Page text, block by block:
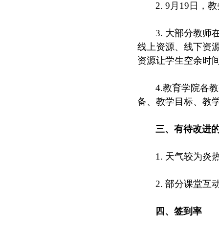
2. 9月19日，
3. 大部分教师
线上资源、线下资
资源让学生空余时
4.教育学院各
备、教学目标、教
三、有待改进
1. 天气较为炎
2. 部分课堂互
四、签到率